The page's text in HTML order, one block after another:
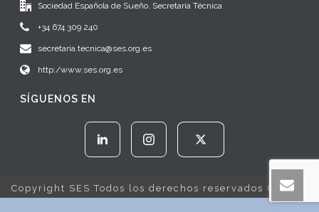
Sociedad Española de Sueño. Secretaría Técnica
+34 674 309 240
secretaria.tecnica@ses.org.es
http:/www.ses.org.es
SÍGUENOS EN
Copyright SES Todos los derechos reservados © 2022